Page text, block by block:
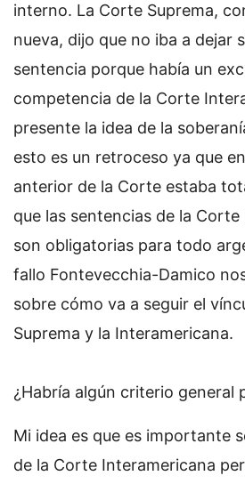
interno. La Corte Suprema,
nueva, dijo que no iba a dejar
sentencia porque había un
competencia de la Corte
presente la idea de la
esto es un retroceso ya que
anterior de la Corte estaba
que las sentencias de la
son obligatorias para todo
fallo Fontevecchia-Damico
sobre cómo va a seguir el
Suprema y la Interamericana.
¿Habría algún criterio general
Mi idea es que es importante
de la Corte Interamericana